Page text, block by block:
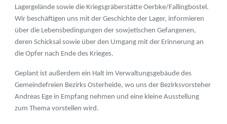
Lagergelände sowie die Kriegsgräberstätte Oerbke/Fallingbostel.
Wir beschäftigen uns mit der Geschichte der Lager, informieren
über die Lebensbedingungen der sowjetischen Gefangenen,
deren Schicksal sowie über den Umgang mit der Erinnerung an
die Opfer nach Ende des Krieges.
Geplant ist außerdem ein Halt im Verwaltungsgebäude des
Gemeindefreien Bezirks Osterheide, wo uns der Bezirksvorsteher
Andreas Ege in Empfang nehmen und eine kleine Ausstellung
zum Thema vorstellen wird.